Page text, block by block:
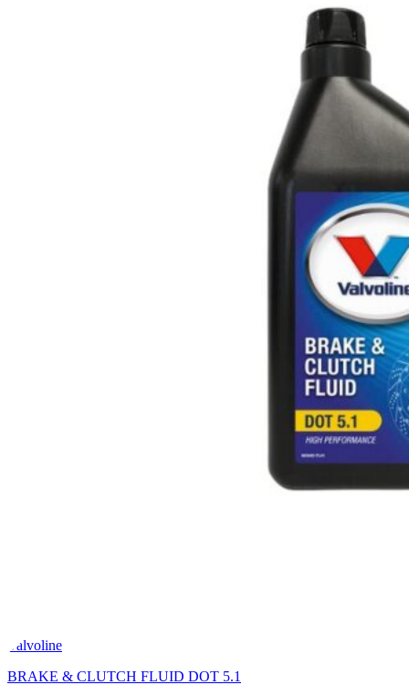
Valvoline
BRAKE & CLUTCH FLUID DOT 5.1